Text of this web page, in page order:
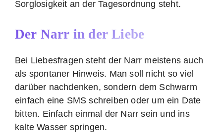
Sorglosigkeit an der Tagesordnung steht.
Der Narr in der Liebe
Bei Liebesfragen steht der Narr meistens auch
als spontaner Hinweis. Man soll nicht so viel
darüber nachdenken, sondern dem Schwarm
einfach eine SMS schreiben oder um ein Date
bitten. Einfach einmal der Narr sein und ins
kalte Wasser springen.